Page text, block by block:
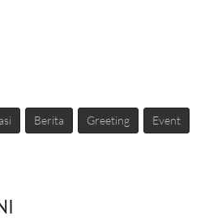
Berita Greeting Event